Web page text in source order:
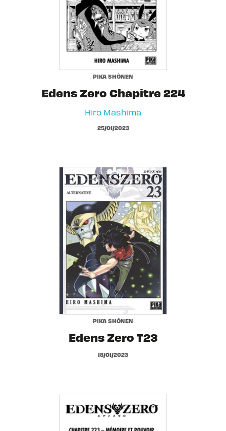
PIKA SHÔNEN
Edens Zero Chapitre 224
Hiro Mashima
25/01/2023
PIKA SHÔNEN
Edens Zero T23
18/01/2023